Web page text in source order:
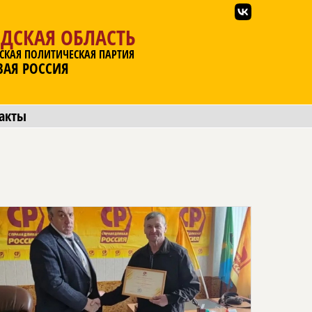
ОБЛАСТЬ
ПОЛИТИЧЕСКАЯ ПАРТИЯ
РОССИЯ